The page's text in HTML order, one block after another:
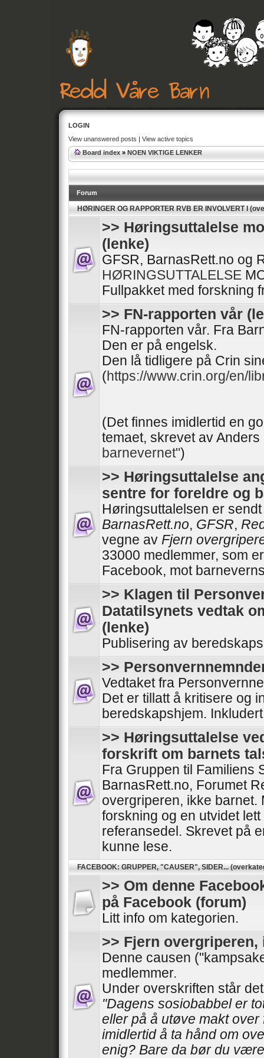
LOGIN
View unanswered posts | View active topics
Board index » NOEN VIKTIGE LENKER
Forum
HØRINGER OG RAPPORTER RVB ER INVOLVERT I
>> Høringsuttalelse
(lenke)
GFSR, BarnasRett.no og
HØRINGSUTTALELSE
Fullpakket med forskning
>> FN-rapporten vår
FN-rapporten vår. Fra
Den er på engelsk.
Den lå tidligere på Crin
(https://www.crin.org/en/
(Det finnes imidlertid en
temaet, skrevet av
barnevernet")
>> Høringsuttalelse
sentre for foreldre og
Høringsuttalelsen er
BarnasRett.no, GFSR,
vegne av Fjern
33000 medlemmer, som
Facebook, mot
>> Klagen til
Datatilsynets vedtak
(lenke)
Publisering av
>>
Vedtaket fra
Det er tillatt å kritisere og
beredskapshjem.
>> Høringsuttalelse
forskrift om barnets
Fra Gruppen til Familiens
BarnasRett.no, Forumet
overgriperen, ikke barnet.
forskning og en utvidet
referansedel. Skrevet på
kunne lese.
FACEBOOK: GRUPPER, "CAUSER", SIDER...
>> Om denne
på Facebook (forum)
Litt info om kategorien.
>> Fjern
Denne causen
medlemmer.
Under overskriften står
"Dagens sosiobabbel er
eller på å utøve makt
imidlertid å ta hånd om
enig? Bare da bør du